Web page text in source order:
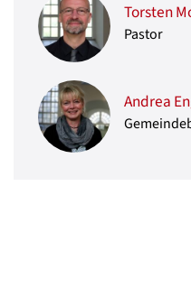
Torsten
Pastor
Andrea